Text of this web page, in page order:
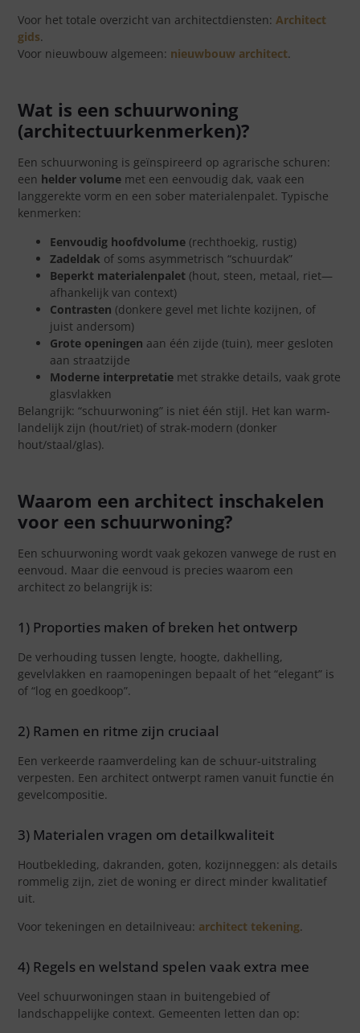
Voor het totale overzicht van architectdiensten: Architect
gids.
Voor nieuwbouw algemeen: nieuwbouw architect.
Wat is een schuurwoning
(architectuurkenmerken)?
Een schuurwoning is geïnspireerd op agrarische schuren:
een helder volume met een eenvoudig dak, vaak een
langgerekte vorm en een sober materialenpalet. Typische
kenmerken:
Eenvoudig hoofdvolume (rechthoekig, rustig)
Zadeldak of soms asymmetrisch “schuurdak”
Beperkt materialenpalet (hout, steen, metaal, riet—
afhankelijk van context)
Contrasten (donkere gevel met lichte kozijnen, of
juist andersom)
Grote openingen aan één zijde (tuin), meer gesloten
aan straatzijde
Moderne interpretatie met strakke details, vaak grote
glasvlakken
Belangrijk: “schuurwoning” is niet één stijl. Het kan warm-
landelijk zijn (hout/riet) of strak-modern (donker
hout/staal/glas).
Waarom een architect inschakelen
voor een schuurwoning?
Een schuurwoning wordt vaak gekozen vanwege de rust en
eenvoud. Maar die eenvoud is precies waarom een
architect zo belangrijk is:
1) Proporties maken of breken het ontwerp
De verhouding tussen lengte, hoogte, dakhelling,
gevelvlakken en raamopeningen bepaalt of het “elegant” is
of “log en goedkoop”.
2) Ramen en ritme zijn cruciaal
Een verkeerde raamverdeling kan de schuur-uitstraling
verpesten. Een architect ontwerpt ramen vanuit functie én
gevelcompositie.
3) Materialen vragen om detailkwaliteit
Houtbekleding, dakranden, goten, kozijnneggen: als details
rommelig zijn, ziet de woning er direct minder kwalitatief
uit.
Voor tekeningen en detailniveau: architect tekening.
4) Regels en welstand spelen vaak extra mee
Veel schuurwoningen staan in buitengebied of
landschappelijke context. Gemeenten letten dan op: